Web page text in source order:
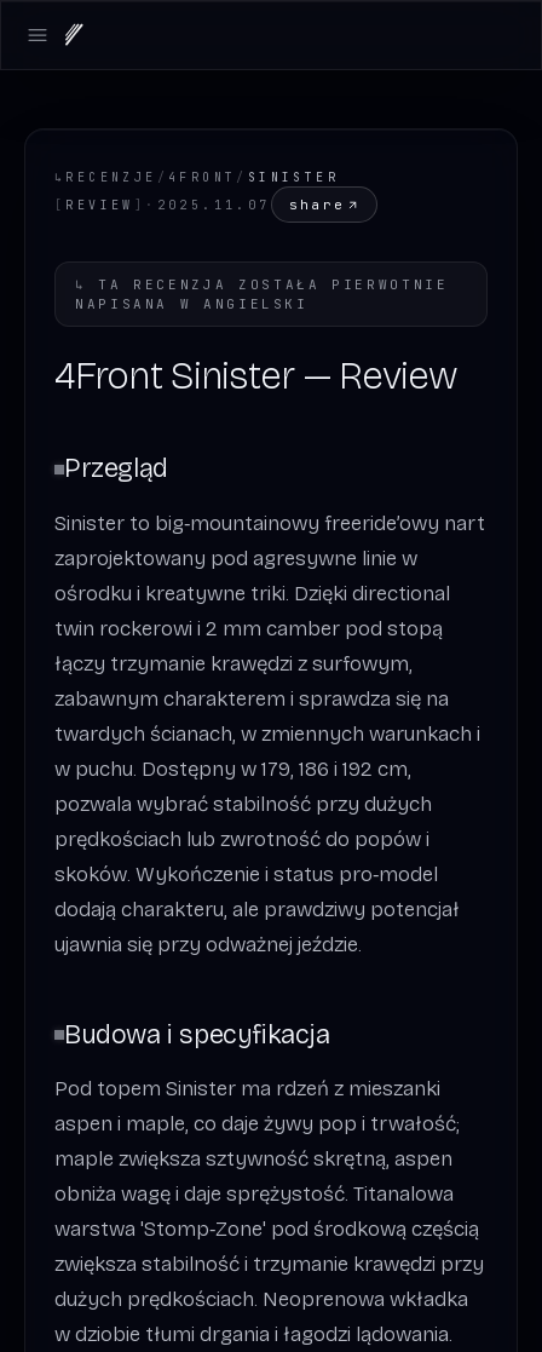
Open main menu
↳ RECENZJE / 4FRONT / SINISTER
[ REVIEW ] · 2025.11.07 share
↳ TA RECENZJA ZOSTAŁA PIERWOTNIE
NAPISANA W
ANGIELSKI
4Front Sinister — Review
Przegląd
Sinister to big‑mountainowy freeride’owy nart
zaprojektowany pod agresywne linie w
ośrodku i kreatywne triki. Dzięki directional
twin rockerowi i 2 mm camber pod stopą
łączy trzymanie krawędzi z surfowym,
zabawnym charakterem i sprawdza się na
twardych ścianach, w zmiennych warunkach i
w puchu. Dostępny w 179, 186 i 192 cm,
pozwala wybrać stabilność przy dużych
prędkościach lub zwrotność do popów i
skoków. Wykończenie i status pro‑model
dodają charakteru, ale prawdziwy potencjał
ujawnia się przy odważnej jeździe.
Budowa i specyfikacja
Pod topem Sinister ma rdzeń z mieszanki
aspen i maple, co daje żywy pop i trwałość;
maple zwiększa sztywność skrętną, aspen
obniża wagę i daje sprężystość. Titanalowa
warstwa 'Stomp‑Zone' pod środkową częścią
zwiększa stabilność i trzymanie krawędzi przy
dużych prędkościach. Neoprenowa wkładka
w dziobie tłumi drgania i łagodzi lądowania.